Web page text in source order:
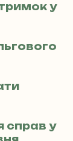
у
справ у